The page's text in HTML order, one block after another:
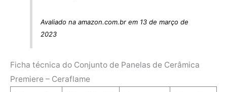
Avaliado na amazon.com.br em 13 de março de
2023
Ficha técnica do Conjunto de Panelas de Cerâmica
Premiere – Ceraflame